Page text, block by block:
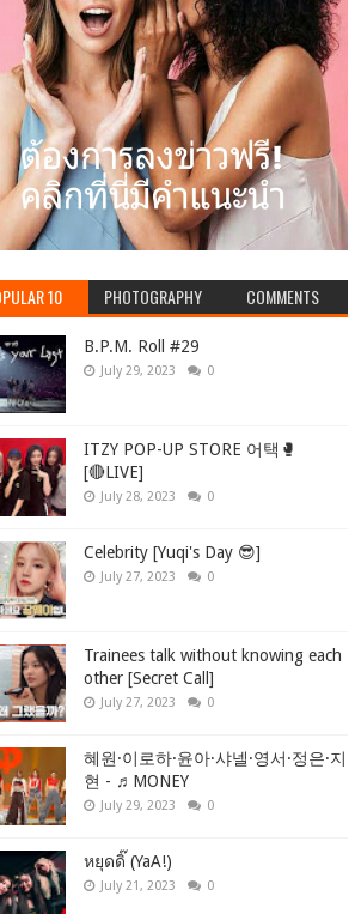
10 PHOTOGRAPHY COMMENTS
B.P.M. Roll #29
July 29, 2023 0
ITZY POP-UP STORE 어택🥊
[🔴LIVE]
July 28, 2023 0
Celebrity [Yuqi's Day 😎]
July 27, 2023 0
Trainees talk without knowing each
other [Secret Call]
July 27, 2023 0
혜원·이로하·윤아·샤넬·영서·정은·지
현 - ♬MONEY
July 29, 2023 0
หยุดดิ๊ (YaA!)
July 21, 2023 0